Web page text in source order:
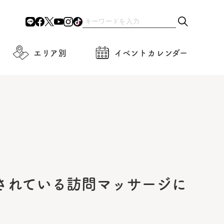
エリア別 イベントカレンダー
ている訪問マッサージに